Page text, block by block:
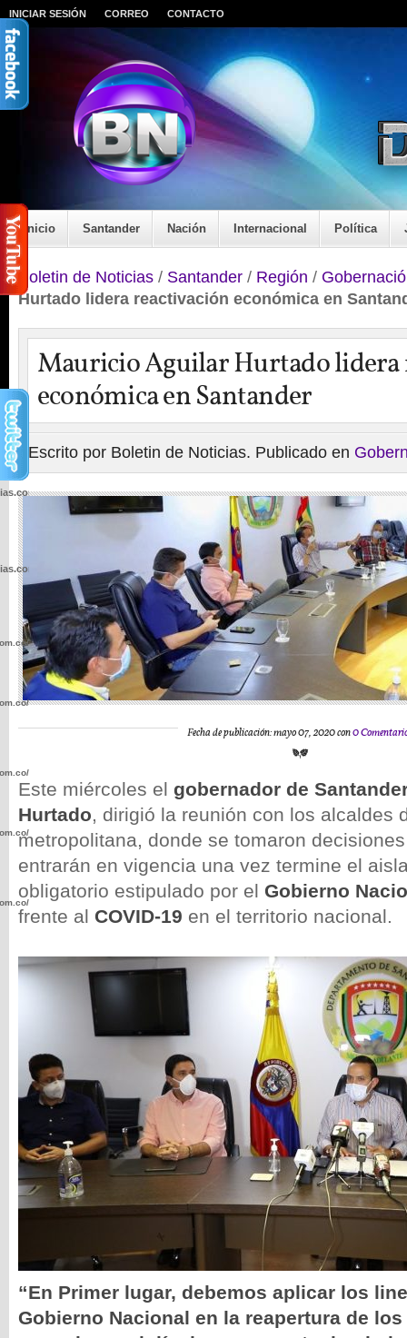
INICIAR SESIÓN CORREO CONTACTO
Inicio Santander Nación Internacional Política
Boletin de Noticias / Santander / Región /
Hurtado lidera reactivación económica en
Mauricio Aguilar Hurtado lidera
económica en Santander
Escrito por Boletin de Noticias. Publicado en
Fecha de publicación: mayo 07, 2020 con0
Este miércoles el gobernador de
Hurtado, dirigió la reunión con los alcaldes
metropolitana, donde se tomaron
entrarán en vigencia una vez termine el
obligatorio estipulado por el Gobierno
frente al COVID-19 en el territorio nacional.
“En Primer lugar, debemos aplicar los
Gobierno Nacional en la reapertura de
wp-
wp-
wp-
wp-
wp-
wp-
wp-